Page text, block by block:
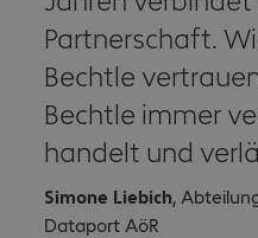
Partnerschaft.
Bechtle
Bechtle immer
handelt und
Simone Liebich,
Dataport AöR